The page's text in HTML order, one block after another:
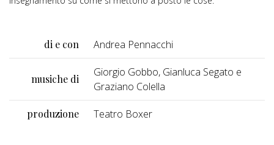
di e con Andrea Pennacchi
musiche di
Giorgio Gobbo, Gianluca Segato e
Graziano Colella
produzione Teatro Boxer